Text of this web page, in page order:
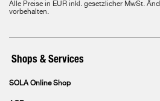
Alle Preise in EUR inkl. gesetzlicher MwSt.
vorbehalten.
Shops & Services
SOLA Online Shop